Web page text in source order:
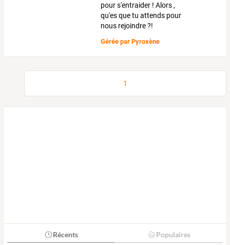
pour s'entraider ! Alors ,
qu'es que tu attends pour
nous rejoindre ?!
Gérée parPyroxène
1
Récents Populaires